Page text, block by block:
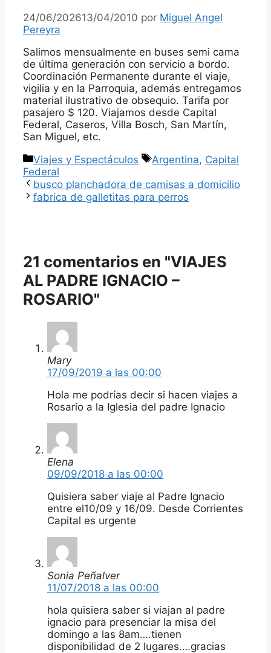
24/06/202613/04/2010 por Miguel Angel
Pereyra
Salimos mensualmente en buses semi cama
de última generación con servicio a bordo.
Coordinación Permanente durante el viaje,
vigilia y en la Parroquia, además entregamos
material ilustrativo de obsequio. Tarifa por
pasajero $ 120. Viajamos desde Capital
Federal, Caseros, Villa Bosch, San Martín,
San Miguel, etc.
Categorías
Viajes y Espectáculos Etiquetas
Argentina, Capital
Federal
busco planchadora de camisas a domicilio
fabrica de galletitas para perros
21 comentarios en "VIAJES
AL PADRE IGNACIO –
ROSARIO"
Mary
17/09/2019 a las 00:00
Hola me podrías decir si hacen viajes a
Rosario a la Iglesia del padre Ignacio
Elena
09/09/2018 a las 00:00
Quisiera saber viaje al Padre Ignacio
entre el10/09 y 16/09. Desde Corrientes
Capital es urgente
Sonia Peñalver
11/07/2018 a las 00:00
hola quisiera saber si viajan al padre
ignacio para presenciar la misa del
domingo a las 8am….tienen
disponibilidad de 2 lugares….gracias